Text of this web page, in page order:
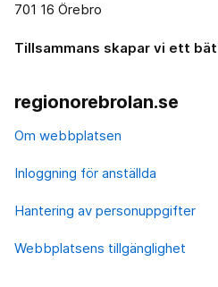
701 16 Örebro
Tillsammans skapar vi ett
regionorebrolan.se
Om webbplatsen
Inloggning för anställda
Hantering av personuppgifter
Webbplatsens tillgänglighet